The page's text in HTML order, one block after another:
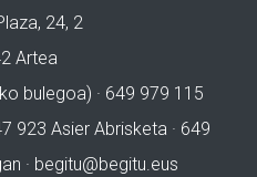
24, 2
Artea
bulegoa) · 649 979 115
923 Asier Abrisketa · 649
· begitu@begitu.eus